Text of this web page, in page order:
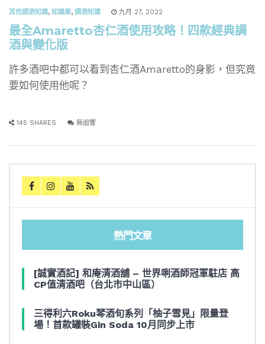
其他調酒知識, 知識庫, 調酒知識 九月 27, 2022
最全Amaretto杏仁酒使用攻略！四款經典調
酒與變化版
許多酒吧中都可以看到杏仁酒Amaretto的身影，但究竟
要如何使用他呢？
145 SHARES 無迴響
熱門文章
[誠實酒記] 和庵清酒舖 – 世界唎酒師冠軍駐店 高
CP值清酒吧（台北市中山區）
三得利六Roku琴酒旬系列「柚子雪見」限量登
場！首款罐裝Gin Soda 10月同步上市